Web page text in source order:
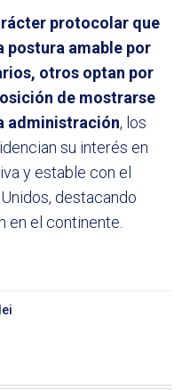
protocolar que
postura amable por
otros optan por
de mostrarse
administración, los
su interés en
y estable con el
destacando
en el continente.